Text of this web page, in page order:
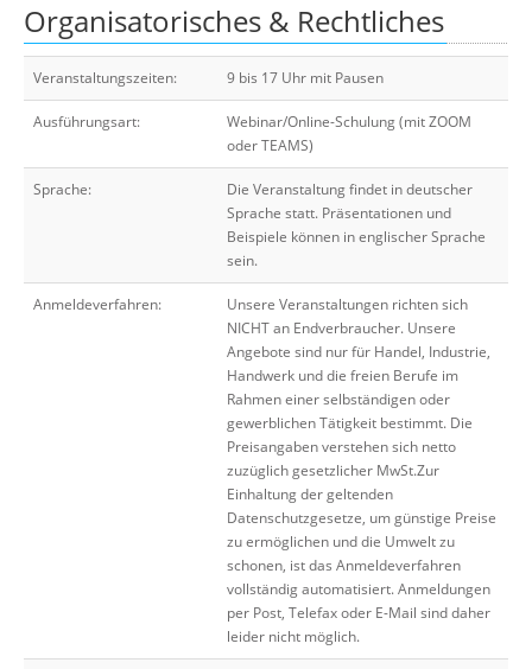
Organisatorisches & Rechtliches
Veranstaltungszeiten: 9 bis 17 Uhr mit Pausen
Ausführungsart:
Webinar/Online-Schulung (mit ZOOM
oder TEAMS)
Sprache:
Die Veranstaltung findet in deutscher
Sprache statt. Präsentationen und
Beispiele können in englischer Sprache
sein.
Anmeldeverfahren:
Unsere Veranstaltungen richten sich
NICHT an Endverbraucher. Unsere
Angebote sind nur für Handel, Industrie,
Handwerk und die freien Berufe im
Rahmen einer selbständigen oder
gewerblichen Tätigkeit bestimmt. Die
Preisangaben verstehen sich netto
zuzüglich gesetzlicher MwSt.Zur
Einhaltung der geltenden
Datenschutzgesetze, um günstige Preise
zu ermöglichen und die Umwelt zu
schonen, ist das Anmeldeverfahren
vollständig automatisiert. Anmeldungen
per Post, Telefax oder E-Mail sind daher
leider nicht möglich.